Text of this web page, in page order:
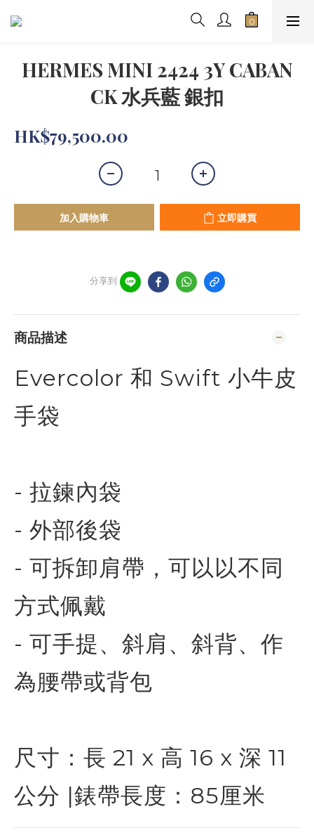
HERMES MINI 2424 3Y CABAN
CK 水兵藍 銀扣
HK$79,500.00
加入購物車 立即購買
分享到
商品描述
Evercolor 和 Swift 小牛皮
手袋
- 拉鍊內袋
- 外部後袋
- 可拆卸肩帶，可以以不同
方式佩戴
- 可手提、斜肩、斜背、作
為腰帶或背包
尺寸：長 21 x 高 16 x 深 11
公分 |錶帶長度：85厘米